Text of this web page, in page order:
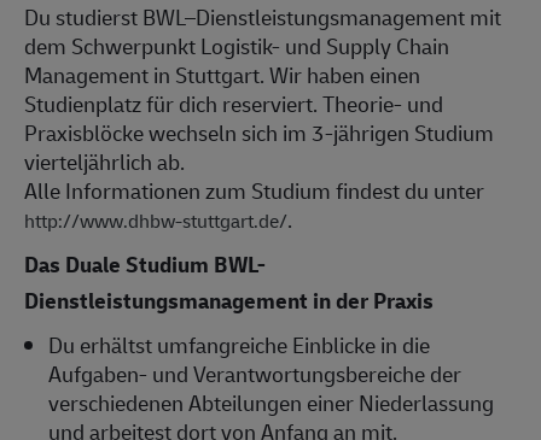
Du studierst BWL–Dienstleistungsmanagement mit
dem Schwerpunkt Logistik- und Supply Chain
Management in Stuttgart. Wir haben einen
Studienplatz für dich reserviert. Theorie- und
Praxisblöcke wechseln sich im 3-jährigen Studium
vierteljährlich ab.
Alle Informationen zum Studium findest du unter
http://www.dhbw-stuttgart.de/.
Das Duale Studium BWL-
Dienstleistungsmanagement in der Praxis
Du erhältst umfangreiche Einblicke in die
Aufgaben- und Verantwortungsbereiche der
verschiedenen Abteilungen einer Niederlassung
und arbeitest dort von Anfang an mit.